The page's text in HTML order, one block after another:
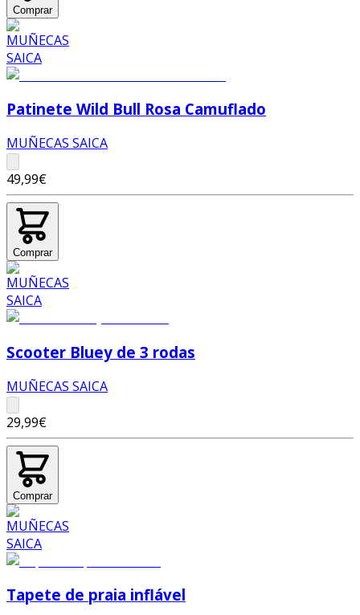
Comprar
Patinete Wild Bull Rosa Camuflado
MUÑECAS SAICA
49,99€
Comprar
Scooter Bluey de 3 rodas
MUÑECAS SAICA
29,99€
Comprar
Tapete de praia inflável